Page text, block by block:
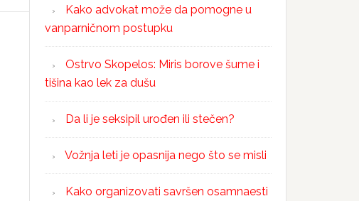
Kako advokat može da pomogne u
vanparničnom postupku
Ostrvo Skopelos: Miris borove šume i
tišina kao lek za dušu
Da li je seksipil urođen ili stečen?
Vožnja leti je opasnija nego što se misli
Kako organizovati savršen osamnaesti